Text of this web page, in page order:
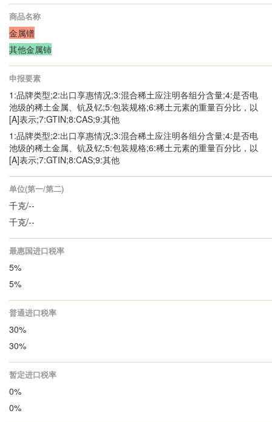
商品名称
金属镨
其他金属铈
申报要素
1:品牌类型;2:出口享惠情况;3:混合稀土应注明各组分含量;4:是否电
池级的稀土金属、钪及钇;5:包装规格;6:稀土元素的重量百分比，以
[A]表示;7:GTIN;8:CAS;9:其他
1:品牌类型;2:出口享惠情况;3:混合稀土应注明各组分含量;4:是否电
池级的稀土金属、钪及钇;5:包装规格;6:稀土元素的重量百分比，以
[A]表示;7:GTIN;8:CAS;9:其他
单位(第一/第二)
千克/--
千克/--
最惠国进口税率
5%
5%
普通进口税率
30%
30%
暂定进口税率
0%
0%